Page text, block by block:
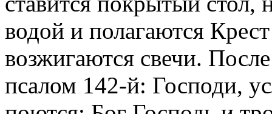
водой и полагаются
возжигаются свечи.
псалом 142-й: Господи,